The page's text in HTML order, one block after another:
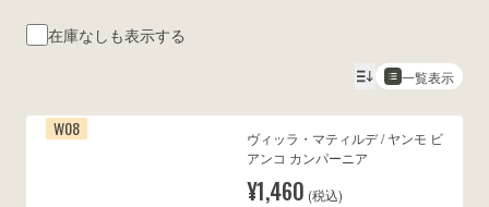
商品検索
よくあるご質問
在庫なしも表示する
一覧表示
W08
ヴィッラ・マティルデ / ヤンモ ビ
アンコ カンパーニア
¥1,460 (税込)